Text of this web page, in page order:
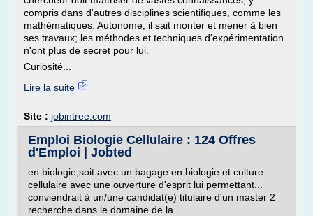
compris dans d'autres disciplines scientifiques, comme les
mathématiques. Autonome, il sait monter et mener à bien
ses travaux; les méthodes et techniques d'expérimentation
n'ont plus de secret pour lui.
Curiosité...
Lire la suite
Site : jobintree.com
Emploi Biologie Cellulaire : 124 Offres
d'Emploi | Jobted
en biologie,soit avec un bagage en biologie et culture
cellulaire avec une ouverture d'esprit lui permettant...
conviendrait à un/une candidat(e) titulaire d'un master 2
recherche dans le domaine de la...